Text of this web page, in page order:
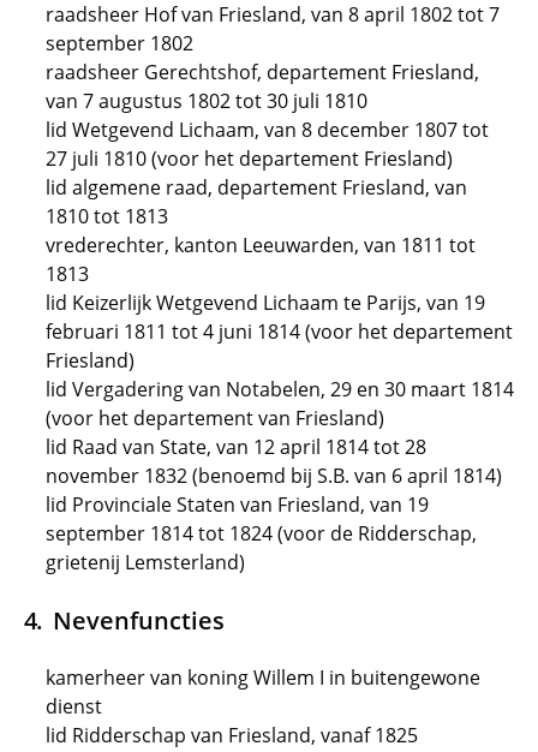
raadsheer Hof van Friesland, van 8 april 1802 tot 7
september 1802
raadsheer Gerechtshof, departement Friesland,
van 7 augustus 1802 tot 30 juli 1810
lid Wetgevend Lichaam, van 8 december 1807 tot
27 juli 1810 (voor het departement Friesland)
lid algemene raad, departement Friesland, van
1810 tot 1813
vrederechter, kanton Leeuwarden, van 1811 tot
1813
lid Keizerlijk Wetgevend Lichaam te Parijs, van 19
februari 1811 tot 4 juni 1814 (voor het departement
Friesland)
lid Vergadering van Notabelen, 29 en 30 maart 1814
(voor het departement van Friesland)
lid Raad van State, van 12 april 1814 tot 28
november 1832 (benoemd bij S.B. van 6 april 1814)
lid Provinciale Staten van Friesland, van 19
september 1814 tot 1824 (voor de Ridderschap,
grietenij Lemsterland)
Nevenfuncties
kamerheer van koning Willem I in buitengewone
dienst
lid Ridderschap van Friesland, vanaf 1825